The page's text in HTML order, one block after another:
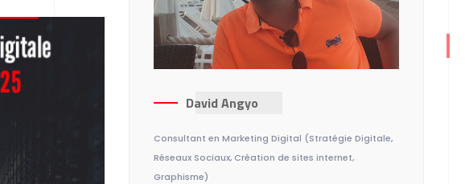
David Angyo
Consultant en Marketing Digital (Stratégie Digitale,
Réseaux Sociaux, Création de sites internet,
Graphisme)